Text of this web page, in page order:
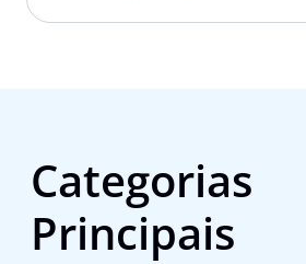
Categorias
Principais